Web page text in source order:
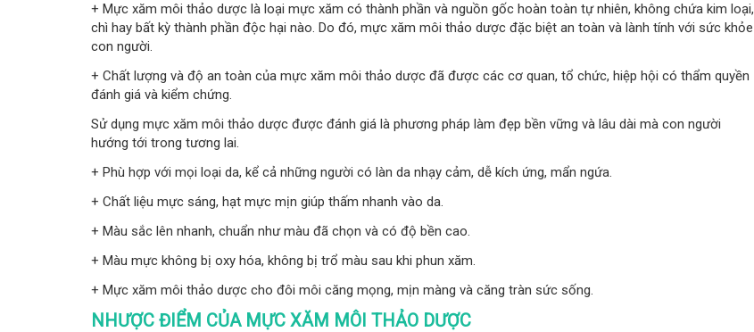
+ Mực xăm môi thảo dược là loại mực xăm có thành phần và nguồn gốc hoàn toàn tự nhiên, không chứa kim loại,
chì hay bất kỳ thành phần độc hại nào. Do đó, mực xăm môi thảo dược đặc biệt an toàn và lành tính với sức khỏe
con người.
+ Chất lượng và độ an toàn của mực xăm môi thảo dược đã được các cơ quan, tổ chức, hiệp hội có thẩm quyền
đánh giá và kiểm chứng.
Sử dụng mực xăm môi thảo dược được đánh giá là phương pháp làm đẹp bền vững và lâu dài mà con người
hướng tới trong tương lai.
+ Phù hợp với mọi loại da, kể cả những người có làn da nhạy cảm, dễ kích ứng, mẩn ngứa.
+ Chất liệu mực sáng, hạt mực mịn giúp thấm nhanh vào da.
+ Màu sắc lên nhanh, chuẩn như màu đã chọn và có độ bền cao.
+ Màu mực không bị oxy hóa, không bị trổ màu sau khi phun xăm.
+ Mực xăm môi thảo dược cho đôi môi căng mọng, mịn màng và căng tràn sức sống.
NHƯỢC ĐIỂM CỦA MỰC XĂM MÔI THẢO DƯỢC